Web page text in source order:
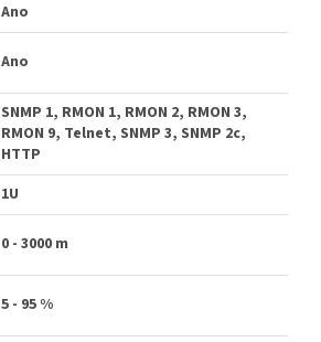
Ano
Ano
SNMP 1, RMON 1, RMON 2, RMON 3,
RMON 9, Telnet, SNMP 3, SNMP 2c,
HTTP
1U
0 - 3000 m
5 - 95 %